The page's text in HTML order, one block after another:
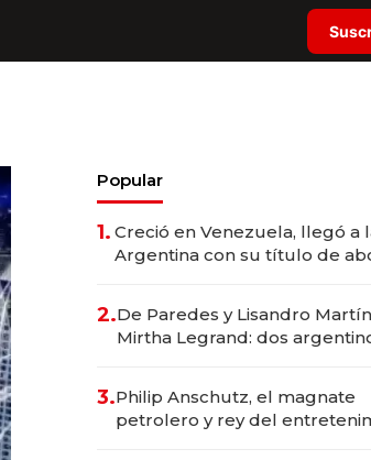
Popular
1. Creció en Venezuela, llegó a
Argentina con su título de
marcas "fast premium"
2.De Paredes y Lisandro
Mirtha Legrand: dos
3.Philip Anschutz, el magnate
petrolero y rey del